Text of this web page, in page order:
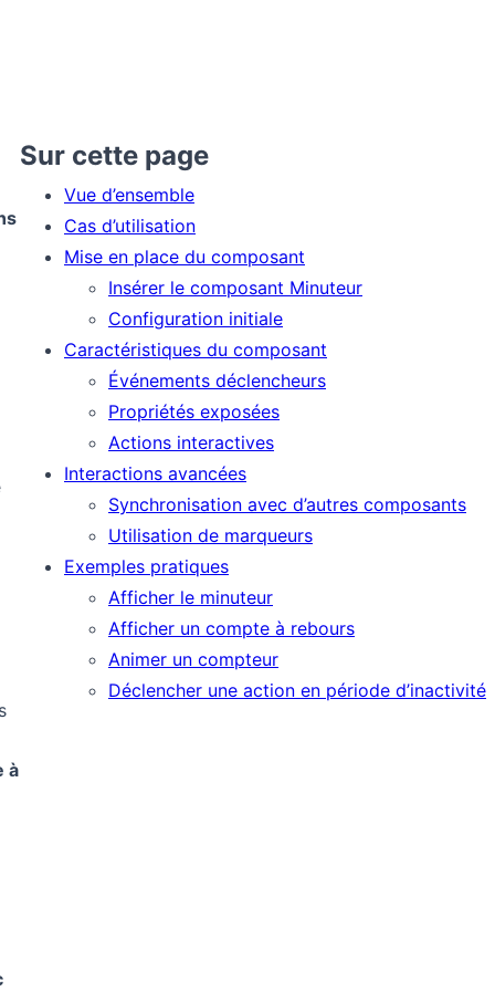
Sur cette page
Vue d’ensemble
Cas d’utilisation
Mise en place du composant
Insérer le composant Minuteur
Configuration initiale
Caractéristiques du composant
Événements déclencheurs
Propriétés exposées
Actions interactives
Interactions avancées
Synchronisation avec d’autres composants
Utilisation de marqueurs
Exemples pratiques
Afficher le minuteur
Afficher un compte à rebours
Animer un compteur
Déclencher une action en période d’inactivité
à